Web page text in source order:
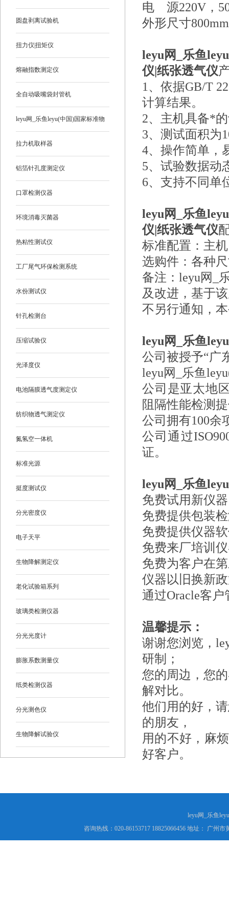
圆盘剥离试验机
扭力仪|扭矩仪
熔融指数测定仪
全自动吸嘴袋封管机
leyu网_乐鱼leyu(中国)国家标准物
质
拉力机取样器
铝箔针孔度测定仪
口罩检测仪器
环境消毒灭菌器
热粘性测试仪
工厂尾气环保检测系统
水份测试仪
针孔检测台
压缩试验仪
光泽度仪
电池隔膜透气度测定仪
纺织物透气测定仪
氮氢空一体机
标准光源
挺度测试仪
分光密度仪
电子天平
生物降解测定仪
老化试验箱系列
玻璃类检测仪器
分光光度计
膨胀系数测量仪
纸类检测仪器
分光测色仪
生物降解试验仪
电 源220V，
外形尺寸
leyu网_乐鱼
仪|纸张透气仪
1、 依据GB/T
计算结果。
2、 主机具备*
3、 测试面积为
4、 操作简单，
5、 试验数据动
6、 支持不同单
leyu网_乐鱼
仪|纸张透气仪
标准配置：主
选购件：各种
备注： leyu网_
及改进，基于
不另行通知，
leyu网_乐鱼
公司被授予“广
leyu网_乐鱼
公司 是亚太地
阻隔性能检测
公司拥有100余
公司通过
证。
leyu网_乐鱼
免费试用新仪
免费提供包装
免费提供仪器
免费来厂培训
免费为客户在
仪器以旧换新
通过Oracle客
温馨提示：
谢谢您浏览，
研制；
您的周边，您
解对比。
他们用的好，
的朋友，
用的不好，麻
好客户。
leyu网_乐鱼
咨询热线：020-86153717 18825066456 地址： 广州